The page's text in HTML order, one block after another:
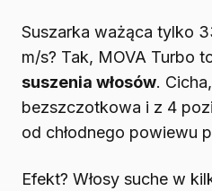
Suszarka ważąca tylko
m/s? Tak, MOVA Turbo
suszenia włosów.
bezszczotkowa i z 4
od chłodnego powiewu
Efekt? Włosy suche w